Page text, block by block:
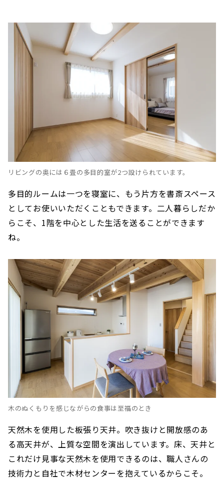
リビングの奥には６畳の多目的室が2つ設けられています。
多目的ルームは一つを寝室に、もう片方を書斎スペース
としてお使いいただくこともできます。二人暮らしだか
らこそ、1階を中心とした生活を送ることができます
ね。
木のぬくもりを感じながらの食事は至福のとき
天然木を使用した板張り天井。吹き抜けと開放感のあ
る高天井が、上質な空間を演出しています。床、天井と
これだけ見事な天然木を使用できるのは、職人さんの
技術力と自社で木材センターを抱えているからこそ。